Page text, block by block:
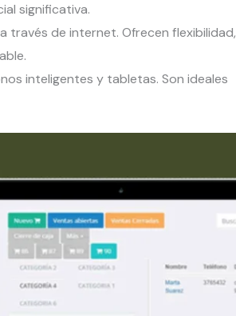
significativa.
través de internet. Ofrecen flexibilidad,
inteligentes y tabletas. Son ideales